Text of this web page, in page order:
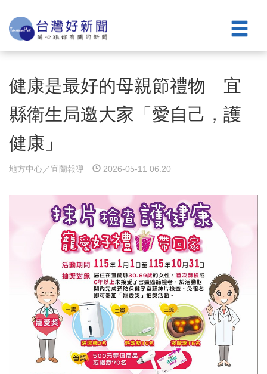
健康是最好的母親節禮物 宜
縣衛生局邀大家「愛自己，護
健康」
地方中心／宜蘭報導 2026-05-11 06:20